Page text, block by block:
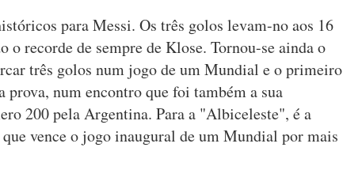
para Messi. Os três golos levam-no aos 16
o recorde de sempre de Klose. Tornou-se ainda o
três golos num jogo de um Mundial e o primeiro
prova, num encontro que foi também a sua
200 pela Argentina. Para a "Albiceleste", é a
vence o jogo inaugural de um Mundial por mais